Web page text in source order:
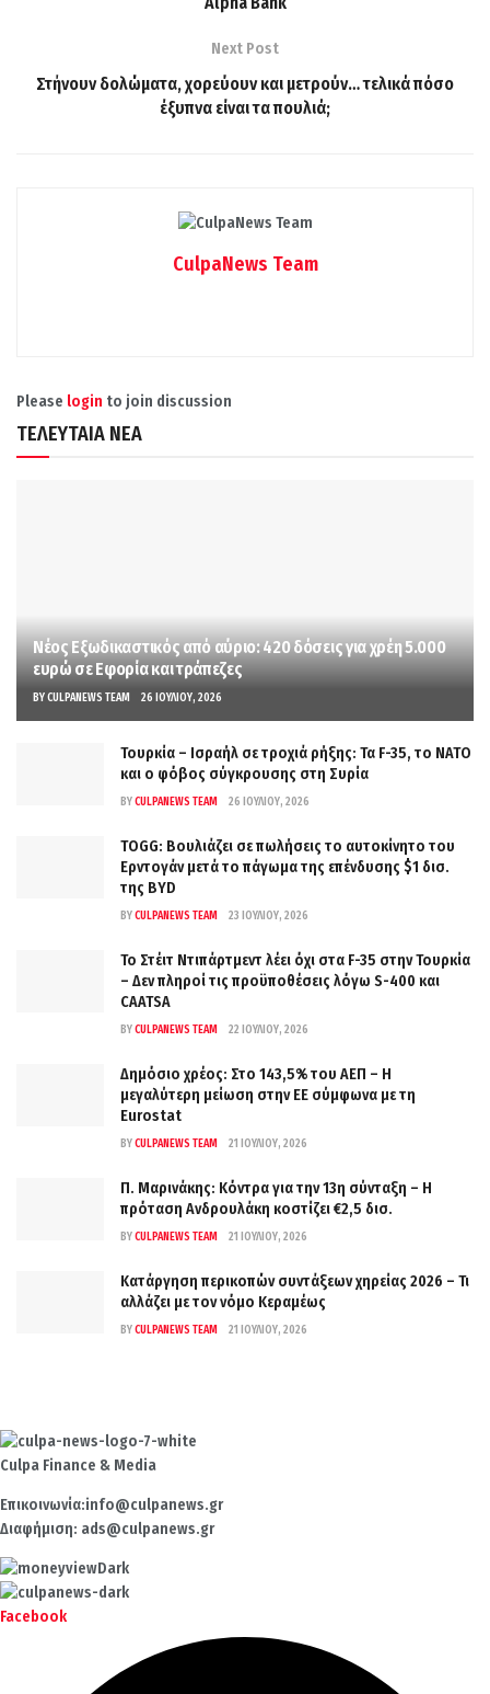
Next Post
Στήνουν δολώματα, χορεύουν και μετρούν… τελικά πόσο
έξυπνα είναι τα πουλιά;
CulpaNews Team
Please login to join discussion
ΤΕΛΕΥΤΑΙΑ ΝΕΑ
Νέος Εξωδικαστικός από αύριο: 420 δόσεις για χρέη 5.000
ευρώ σε Εφορία και τράπεζες
BYCULPANEWS TEAM 26 ΙΟΥΛΊΟΥ, 2026
Τουρκία – Ισραήλ σε τροχιά ρήξης: Τα F-35, το ΝΑΤΟ
και ο φόβος σύγκρουσης στη Συρία
BYCULPANEWS TEAM 26 ΙΟΥΛΊΟΥ, 2026
TOGG: Βουλιάζει σε πωλήσεις το αυτοκίνητο του
Ερντογάν μετά το πάγωμα της επένδυσης $1 δισ.
της BYD
BYCULPANEWS TEAM 23 ΙΟΥΛΊΟΥ, 2026
Το Στέιτ Ντιπάρτμεντ λέει όχι στα F-35 στην Τουρκία
– Δεν πληροί τις προϋποθέσεις λόγω S-400 και
CAATSA
BYCULPANEWS TEAM 22 ΙΟΥΛΊΟΥ, 2026
Δημόσιο χρέος: Στο 143,5% του ΑΕΠ – Η
μεγαλύτερη μείωση στην ΕΕ σύμφωνα με τη
Eurostat
BYCULPANEWS TEAM 21 ΙΟΥΛΊΟΥ, 2026
Π. Μαρινάκης: Κόντρα για την 13η σύνταξη – Η
πρόταση Ανδρουλάκη κοστίζει €2,5 δισ.
BYCULPANEWS TEAM 21 ΙΟΥΛΊΟΥ, 2026
Κατάργηση περικοπών συντάξεων χηρείας 2026 – Τι
αλλάζει με τον νόμο Κεραμέως
BYCULPANEWS TEAM 21 ΙΟΥΛΊΟΥ, 2026
Culpa Finance & Media
Επικοινωνία:info@culpanews.gr
Διαφήμιση: ads@culpanews.gr
Facebook